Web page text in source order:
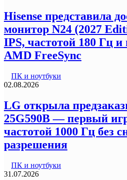
Hisense представила
монитор N24 (2027
IPS, частотой 180 Гц
AMD FreeSync
ПК и ноутбуки
02.08.2026
LG открыла
25G590B — первый
частотой 1000 Гц без
разрешения
ПК и ноутбуки
31.07.2026